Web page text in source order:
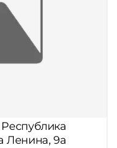
Ленина, 9а